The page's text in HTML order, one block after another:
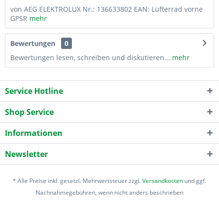
von AEG ELEKTROLUX Nr.: 136633802 EAN: Lüfterrad vorne
GPSR mehr
Bewertungen
0
Bewertungen lesen, schreiben und diskutieren... mehr
Service Hotline
Shop Service
Informationen
Newsletter
* Alle Preise inkl. gesetzl. Mehrwertsteuer zzgl.Versandkosten und ggf.
Nachnahmegebühren, wenn nicht anders beschrieben